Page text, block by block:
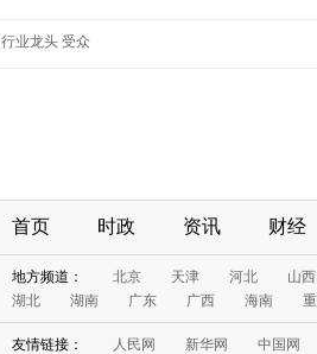
行业龙头 受众
首页 时政 资讯 财经
地方频道： 北京 天津 河北
山西
湖北
湖南 广东 广西 海南
友情链接： 人民网 新华网
中国网